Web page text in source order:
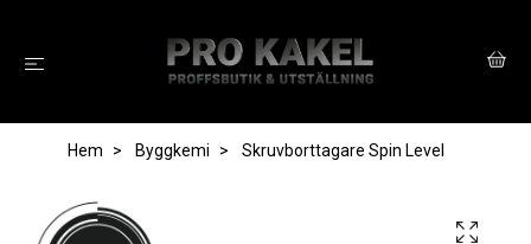
Hem Byggkemi Skruvborttagare Spin Level